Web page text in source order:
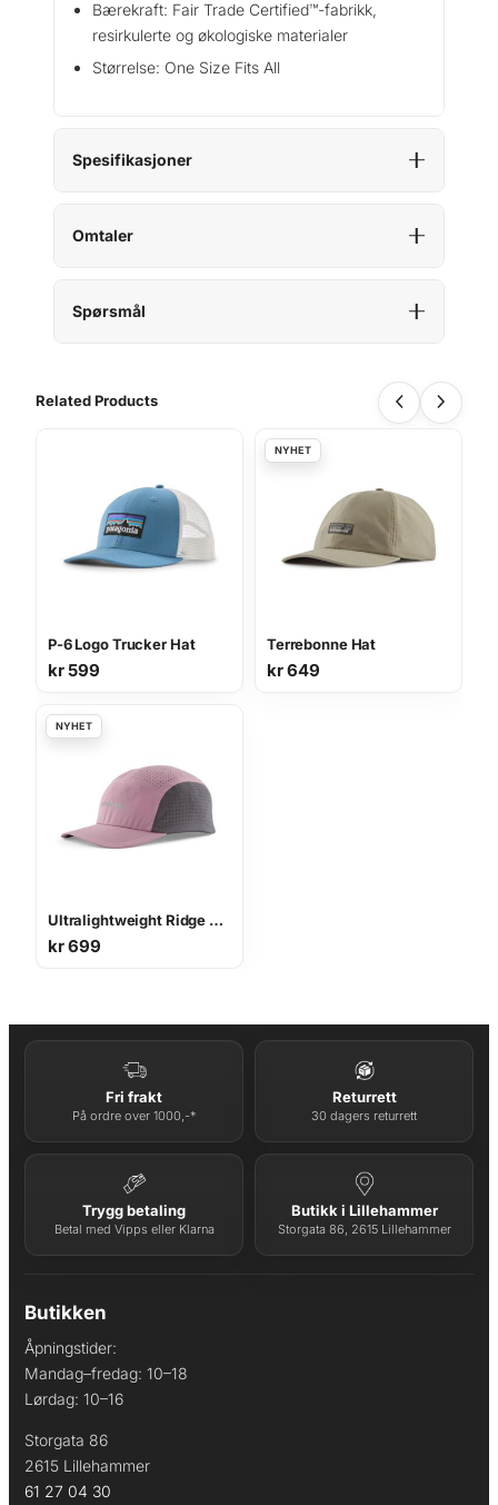
Bærekraft: Fair Trade Certified™-fabrikk,
resirkulerte og økologiske materialer
Størrelse: One Size Fits All
Spesifikasjoner
Omtaler
Spørsmål
Related Products
P-6 Logo Trucker Hat
kr599
Terrebonne Hat
kr649
Ultralightweight Ridge Hat
kr699
Fri frakt
På ordre over 1000,-*
Returrett
30 dagers returrett
Trygg betaling
Betal med Vipps eller Klarna
Butikk i Lillehammer
Storgata 86, 2615 Lillehammer
Butikken
Åpningstider:
Mandag–fredag: 10–18
Lørdag: 10–16
Storgata 86
2615 Lillehammer
61 27 04 30